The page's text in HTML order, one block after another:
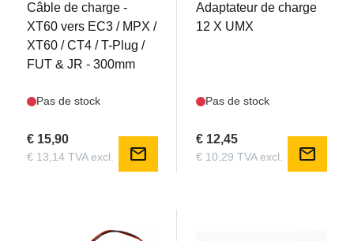
Câble de charge -
XT60 vers EC3 / MPX /
XT60 / CT4 / T-Plug /
FUT & JR - 300mm
Pas de stock
€ 15,90
€ 13,14 TVA excl. mail
Adaptateur de charge
12 X UMX
Pas de stock
€ 12,45
€ 10,29 TVA excl. mail